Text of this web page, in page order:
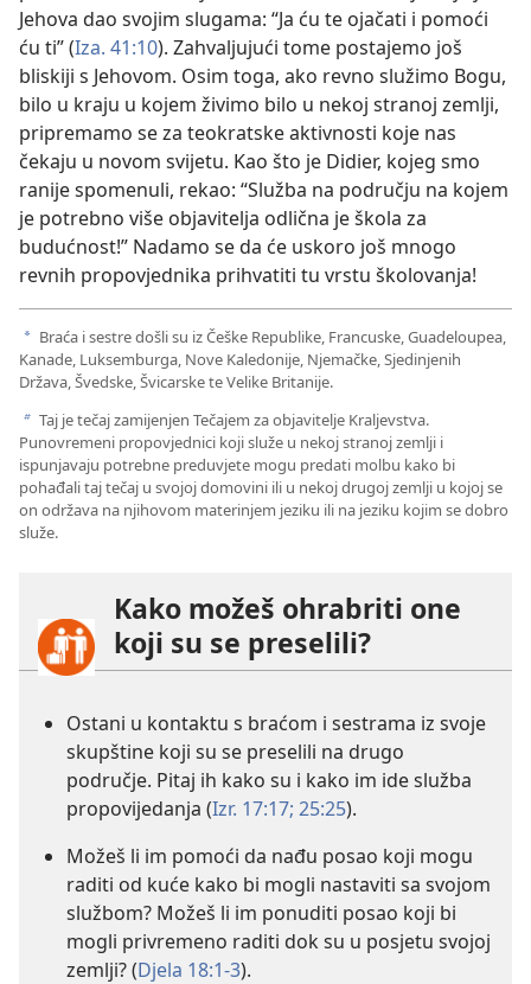
Jehova dao svojim slugama: “Ja ću te ojačati i pomoći
ću ti” (Iza. 41:10). Zahvaljujući tome postajemo još
bliskiji s Jehovom. Osim toga, ako revno služimo Bogu,
bilo u kraju u kojem živimo bilo u nekoj stranoj zemlji,
pripremamo se za teokratske aktivnosti koje nas
čekaju u novom svijetu. Kao što je Didier, kojeg smo
ranije spomenuli, rekao: “Služba na području na kojem
je potrebno više objavitelja odlična je škola za
budućnost!” Nadamo se da će uskoro još mnogo
revnih propovjednika prihvatiti tu vrstu školovanja!
a Braća i sestre došli su iz Češke Republike, Francuske, Guadeloupea,
Kanade, Luksemburga, Nove Kaledonije, Njemačke, Sjedinjenih
Država, Švedske, Švicarske te Velike Britanije.
b Taj je tečaj zamijenjen Tečajem za objavitelje Kraljevstva.
Punovremeni propovjednici koji služe u nekoj stranoj zemlji i
ispunjavaju potrebne preduvjete mogu predati molbu kako bi
pohađali taj tečaj u svojoj domovini ili u nekoj drugoj zemlji u kojoj se
on održava na njihovom materinjem jeziku ili na jeziku kojim se dobro
služe.
Kako možeš ohrabriti one
koji su se preselili?
Ostani u kontaktu s braćom i sestrama iz svoje
skupštine koji su se preselili na drugo
područje. Pitaj ih kako su i kako im ide služba
propovijedanja (Izr. 17:17; 25:25).
Možeš li im pomoći da nađu posao koji mogu
raditi od kuće kako bi mogli nastaviti sa svojom
službom? Možeš li im ponuditi posao koji bi
mogli privremeno raditi dok su u posjetu svojoj
zemlji? (Djela 18:1-3).